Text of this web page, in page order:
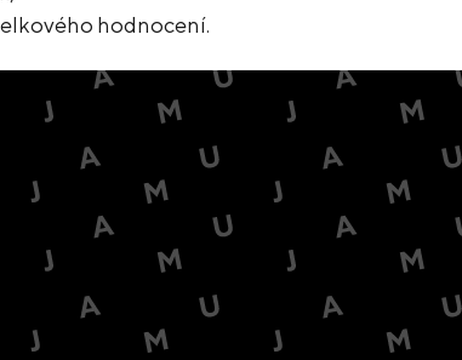
hodnocení.